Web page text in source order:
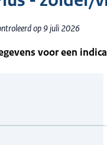
op 9 juli 2026
voor een